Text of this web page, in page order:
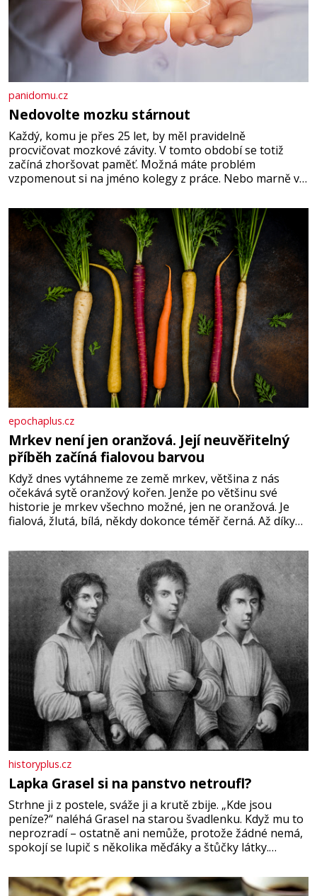
panidomu.cz
Nedovolte mozku stárnout
Každý, komu je přes 25 let, by měl pravidelně
procvičovat mozkové závity. V tomto období se totiž
začíná zhoršovat paměť. Možná máte problém
vzpomenout si na jméno kolegy z práce. Nebo marně v
Je to opravdu tak, s věkem jako kdyby se paměť
rozhodla stávkovat. Cvičte
epochaplus.cz
Mrkev není jen oranžová. Její neuvěřitelný
příběh začíná fialovou barvou
Když dnes vytáhneme ze země mrkev, většina z nás
očekává sytě oranžový kořen. Jenže po většinu své
historie je mrkev všechno možné, jen ne oranžová. Je
fialová, žlutá, bílá, někdy dokonce téměř černá. Až díky
bez které si českou zahradu ani nedokážeme představit.
Její příběh je
historyplus.cz
Lapka Grasel si na panstvo netroufl?
Strhne ji z postele, sváže ji a krutě zbije. „Kde jsou
peníze?“ naléhá Grasel na starou švadlenku. Když mu to
neprozradí – ostatně ani nemůže, protože žádné nemá,
spokojí se lupič s několika měďáky a štůčky látky.
krutý. Jeho činy budí hrůzu ještě dlouho po jeho smrti